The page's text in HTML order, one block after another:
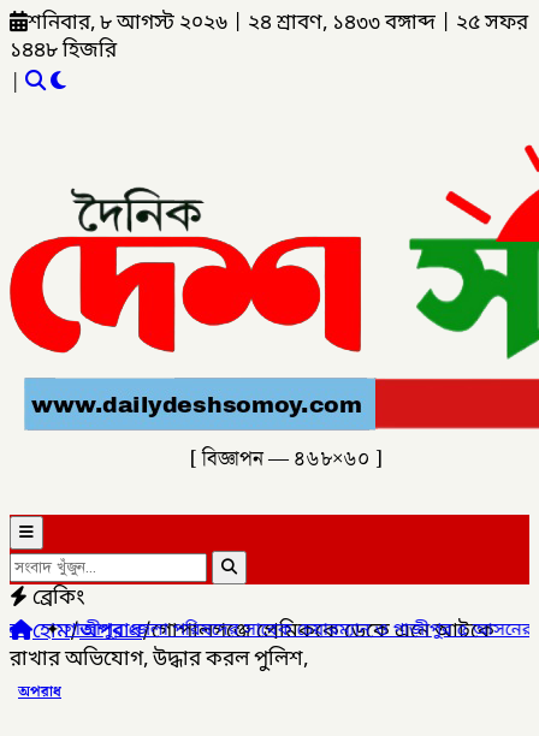
শনিবার, ৮ আগস্ট ২০২৬ ২৪ শ্রাবণ, ১৪৩৩ বঙ্গাব্দ
২৫ সফর
১৪৪৮ হিজরি
|
[ বিজ্ঞাপন — ৪৬৮×৬০ ]
ব্রেকিং
সাবেক চেয়ারম্যান ও গাজীপুর ৫ আসনের সাবেক সংসদ সদস্য
হোম/অপরাধ/গোপালগঞ্জে প্রেমিককে ডেকে এনে আটকে
রাখার অভিযোগ, উদ্ধার করল পুলিশ,
অপরাধ